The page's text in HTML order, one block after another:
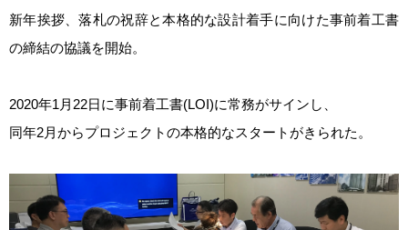
新年挨拶、落札の祝辞と本格的な設計着手に向けた事前着工書
の締結の協議を開始。
2020年1月22日に事前着工書(LOI)に常務がサインし、
同年2月からプロジェクトの本格的なスタートがきられた。